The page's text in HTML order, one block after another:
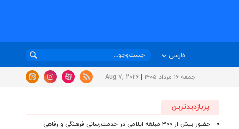
جمعه ۱۶ مرداد ۱۴۰۵ Aug 7, 2026
پربازدیدترین
حضور بیش از ۳۰۰ مبلغه ایلامی در خدمت‌رسانی فرهنگی و رفاهی